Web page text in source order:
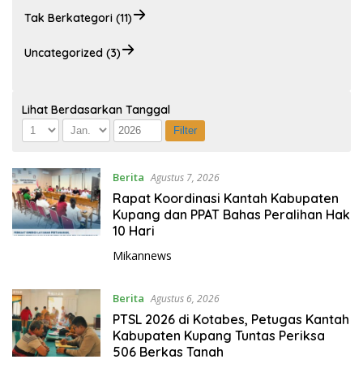
Tak Berkategori (11)
Uncategorized (3)
Lihat Berdasarkan Tanggal
Berita Agustus 7, 2026
Rapat Koordinasi Kantah Kabupaten
Kupang dan PPAT Bahas Peralihan Hak
10 Hari
Mikannews
Berita Agustus 6, 2026
PTSL 2026 di Kotabes, Petugas Kantah
Kabupaten Kupang Tuntas Periksa
506 Berkas Tanah